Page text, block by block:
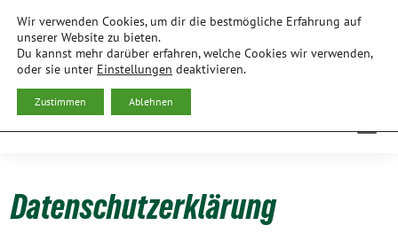
zum
Inhalt
BÜNDNIS 90/DIE GRÜNEN
ORTSVERBAND FREISING
Datenschutzerklärung
Wir verwenden Cookies, um dir die bestmögliche Erfahrung auf
unserer Website zu bieten.
Du kannst mehr darüber erfahren, welche Cookies wir verwenden,
oder sie unter Einstellungen deaktivieren.
Zustimmen Ablehnen